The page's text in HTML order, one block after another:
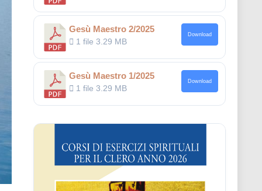
Gesù Maestro 2/2025
1 file3.29 MB
Download
Gesù Maestro 1/2025
1 file3.29 MB
Download